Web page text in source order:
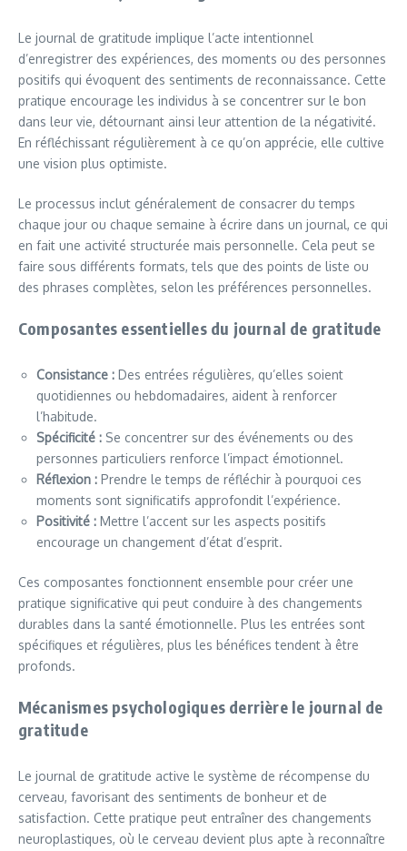
Le journal de gratitude implique l’acte intentionnel
d’enregistrer des expériences, des moments ou des personnes
positifs qui évoquent des sentiments de reconnaissance. Cette
pratique encourage les individus à se concentrer sur le bon
dans leur vie, détournant ainsi leur attention de la négativité.
En réfléchissant régulièrement à ce qu’on apprécie, elle cultive
une vision plus optimiste.
Le processus inclut généralement de consacrer du temps
chaque jour ou chaque semaine à écrire dans un journal, ce qui
en fait une activité structurée mais personnelle. Cela peut se
faire sous différents formats, tels que des points de liste ou
des phrases complètes, selon les préférences personnelles.
Composantes essentielles du journal de gratitude
Consistance : Des entrées régulières, qu’elles soient
quotidiennes ou hebdomadaires, aident à renforcer
l’habitude.
Spécificité : Se concentrer sur des événements ou des
personnes particuliers renforce l’impact émotionnel.
Réflexion : Prendre le temps de réfléchir à pourquoi ces
moments sont significatifs approfondit l’expérience.
Positivité : Mettre l’accent sur les aspects positifs
encourage un changement d’état d’esprit.
Ces composantes fonctionnent ensemble pour créer une
pratique significative qui peut conduire à des changements
durables dans la santé émotionnelle. Plus les entrées sont
spécifiques et régulières, plus les bénéfices tendent à être
profonds.
Mécanismes psychologiques derrière le journal de
gratitude
Le journal de gratitude active le système de récompense du
cerveau, favorisant des sentiments de bonheur et de
satisfaction. Cette pratique peut entraîner des changements
neuroplastiques, où le cerveau devient plus apte à reconnaître